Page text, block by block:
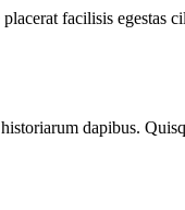
facilisis egestas
dapibus.